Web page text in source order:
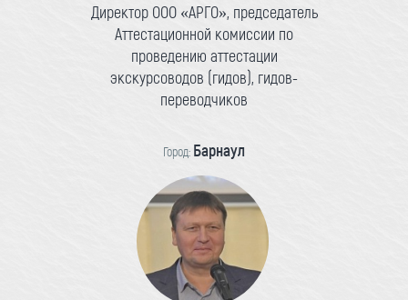
Директор ООО «АРГО», председатель
Аттестационной комиссии по
проведению аттестации
экскурсоводов (гидов), гидов-
переводчиков
Город: Барнаул